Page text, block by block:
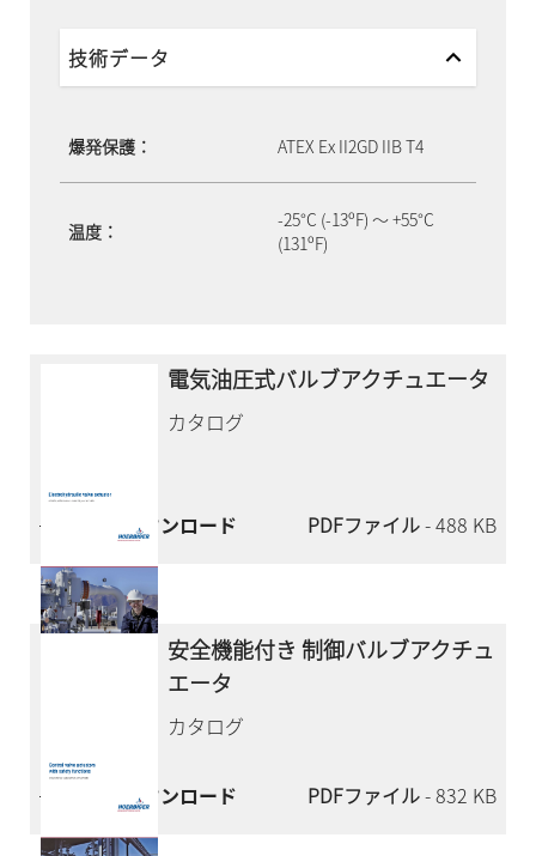
技術データ
爆発保護： ATEX Ex II2GD IIB T4
温度：
-25°C (-13ºF) ～ +55°C
(131ºF)
電気油圧式バルブアクチュエータ
カタログ
今すぐダウンロード PDFファイル- 488 KB
安全機能付き 制御バルブアクチュ
エータ
カタログ
今すぐダウンロード PDFファイル- 832 KB